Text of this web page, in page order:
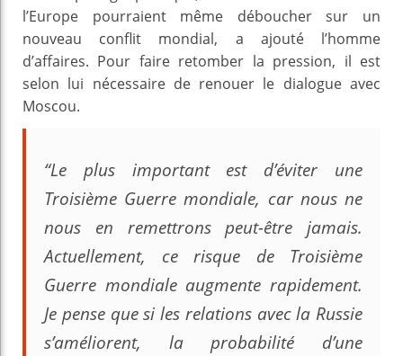
l’Europe pourraient même déboucher sur un
nouveau conflit mondial, a ajouté l’homme
d’affaires. Pour faire retomber la pression, il est
selon lui nécessaire de renouer le dialogue avec
Moscou.
“Le plus important est d’éviter une
Troisième Guerre mondiale, car nous ne
nous en remettrons peut-être jamais.
Actuellement, ce risque de Troisième
Guerre mondiale augmente rapidement.
Je pense que si les relations avec la Russie
s’améliorent, la probabilité d’une